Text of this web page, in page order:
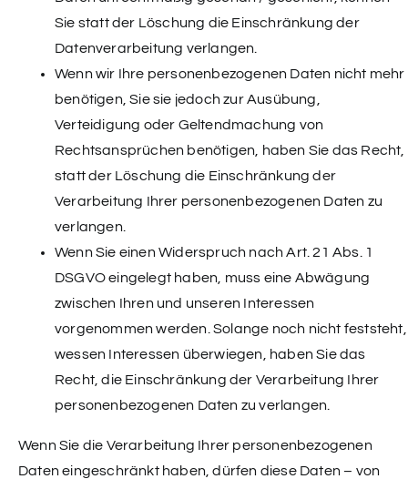
Sie statt der Löschung die Einschränkung der
Datenverarbeitung verlangen.
Wenn wir Ihre personenbezogenen Daten nicht mehr
benötigen, Sie sie jedoch zur Ausübung,
Verteidigung oder Geltendmachung von
Rechtsansprüchen benötigen, haben Sie das Recht,
statt der Löschung die Einschränkung der
Verarbeitung Ihrer personenbezogenen Daten zu
verlangen.
Wenn Sie einen Widerspruch nach Art. 21 Abs. 1
DSGVO eingelegt haben, muss eine Abwägung
zwischen Ihren und unseren Interessen
vorgenommen werden. Solange noch nicht feststeht,
wessen Interessen überwiegen, haben Sie das
Recht, die Einschränkung der Verarbeitung Ihrer
personenbezogenen Daten zu verlangen.
Wenn Sie die Verarbeitung Ihrer personenbezogenen
Daten eingeschränkt haben, dürfen diese Daten – von